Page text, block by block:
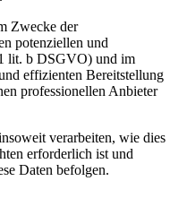
Zwecke der
potenziellen und
lit. b DSGVO) und im
effizienten Bereitstellung
professionellen Anbieter
verarbeiten, wie dies
erforderlich ist und
Daten befolgen.